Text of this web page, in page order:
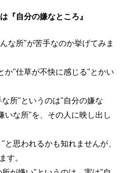
『自分の嫌なところ』
な所"が苦手なのか挙げてみま
か"仕草が不快に感じる"とかい
所"というのは"自分の嫌な
いな所"を、その人に映し出し
思われるかも知れませんが、
す。